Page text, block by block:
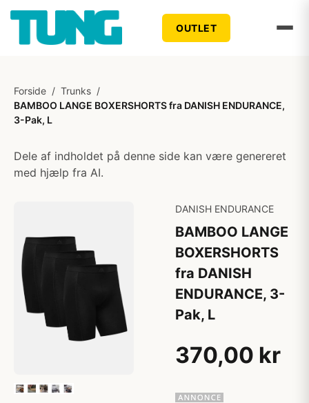
OUTLET
Forside / Trunks /
BAMBOO LANGE BOXERSHORTS fra DANISH ENDURANCE,
3-Pak, L
Dele af indholdet på denne side kan være genereret
med hjælp fra AI.
DANISH ENDURANCE
BAMBOO LANGE
BOXERSHORTS
fra DANISH
ENDURANCE, 3-
Pak, L
370,00 kr